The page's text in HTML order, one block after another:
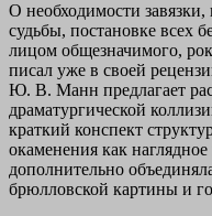
О необходимости
судьбы, постановке всех
лицом общезначимого,
писал уже в своей
Ю. В. Манн предлагает
драматургической
краткий конспект
окаменения как
дополнительно
брюлловской картины и